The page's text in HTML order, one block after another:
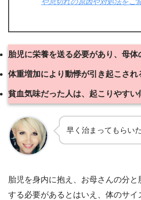
や息切れの原因や対処法をご
胎児に栄養を送る必要があり、母体
体重増加により動悸が引き起こされ
貧血気味だった人は、起こりやすい
早く治まってもらい
胎児を身内に抱え、お母さんの分
する必要があるとはいえ、体のサイ